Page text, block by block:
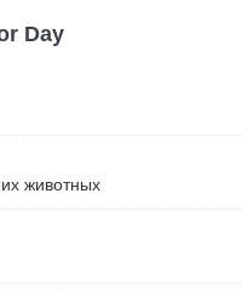
Day
животных